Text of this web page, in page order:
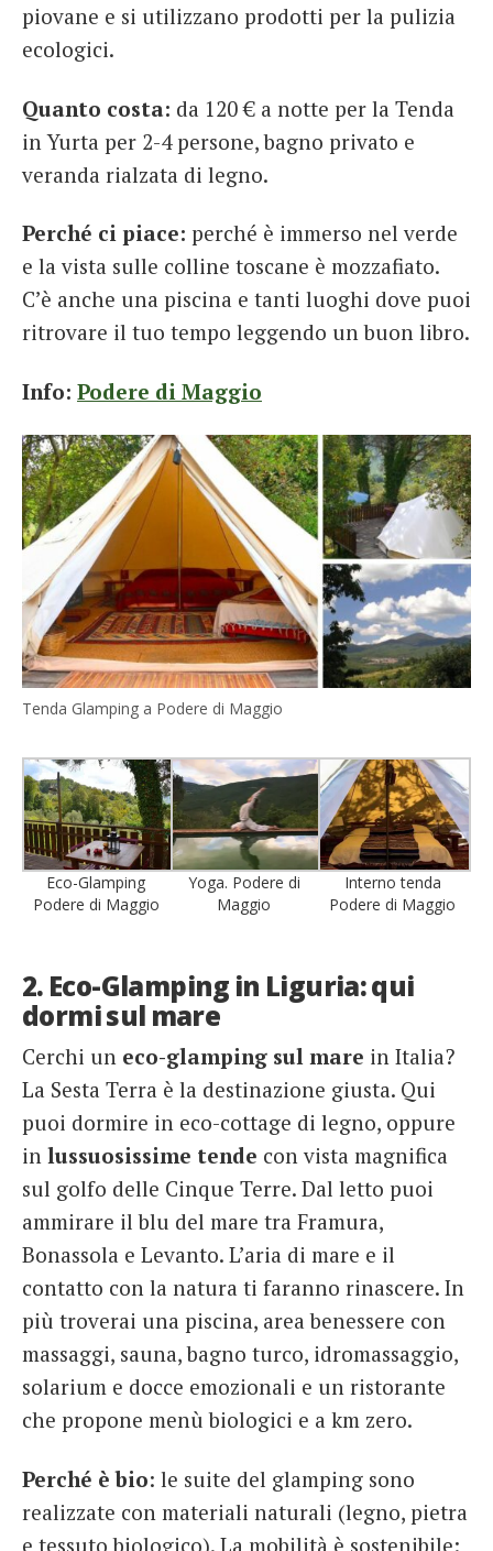
piovane e si utilizzano prodotti per la pulizia
ecologici.
Quanto costa: da 120 € a notte per la Tenda
in Yurta per 2-4 persone, bagno privato e
veranda rialzata di legno.
Perché ci piace: perché è immerso nel verde
e la vista sulle colline toscane è mozzafiato.
C’è anche una piscina e tanti luoghi dove puoi
ritrovare il tuo tempo leggendo un buon libro.
Info: Podere di Maggio
Tenda Glamping a Podere di Maggio
Eco-Glamping
Podere di Maggio
Yoga. Podere di
Maggio
Interno tenda
Podere di Maggio
2. Eco-Glamping in Liguria: qui
dormi sul mare
Cerchi un eco-glamping sul mare in Italia?
La Sesta Terra è la destinazione giusta. Qui
puoi dormire in eco-cottage di legno, oppure
in lussuosissime tende con vista magnifica
sul golfo delle Cinque Terre. Dal letto puoi
ammirare il blu del mare tra Framura,
Bonassola e Levanto. L’aria di mare e il
contatto con la natura ti faranno rinascere. In
più troverai una piscina, area benessere con
massaggi, sauna, bagno turco, idromassaggio,
solarium e docce emozionali e un ristorante
che propone menù biologici e a km zero.
Perché è bio: le suite del glamping sono
realizzate con materiali naturali (legno, pietra
e tessuto biologico). La mobilità è sostenibile: